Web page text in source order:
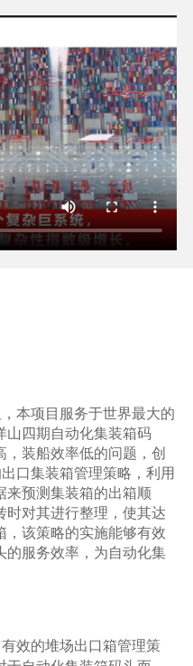
本项目服务于世界最大的
山四期自动化集装箱码
装船效率低的问题，创
口集装箱管理策略，利用
来预测集装箱的出箱顺
时对其进行整理，使其达
，该策略的实施能够有效
的服务效率，为自动化集
效的堆场出口箱管理策